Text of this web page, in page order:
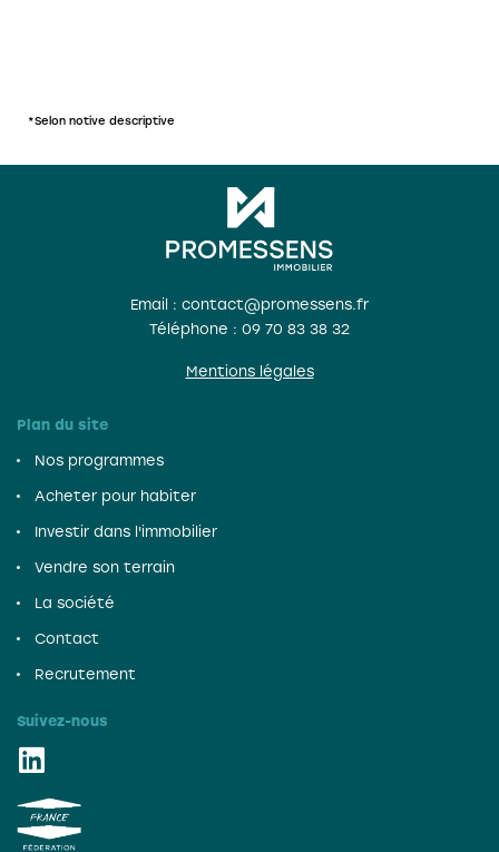
*Selon notive descriptive
Email : contact@promessens.fr
Téléphone : 09 70 83 38 32
Mentions légales
Plan du site
Nos programmes
Acheter pour habiter
Investir dans l'immobilier
Vendre son terrain
La société
Contact
Recrutement
Suivez-nous